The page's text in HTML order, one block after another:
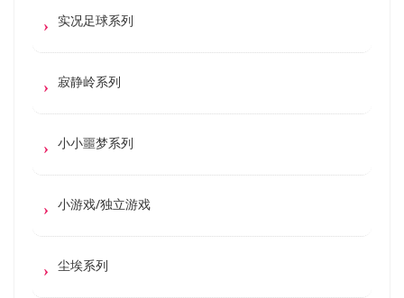
实况足球系列
寂静岭系列
小小噩梦系列
小游戏/独立游戏
尘埃系列